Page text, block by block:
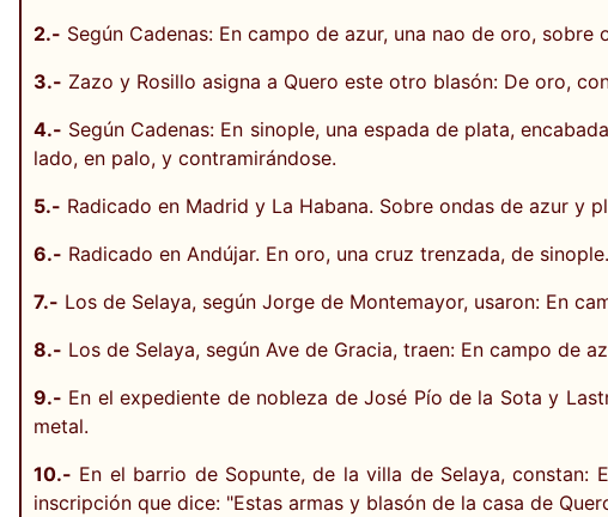
2.- Según Cadenas: En campo de azur, una nao de oro, sobre
3.- Zazo y Rosillo asigna a Quero este otro blasón: De oro,
4.- Según Cadenas: En sinople, una espada de plata,
lado, en palo, y contramirándose.
5.- Radicado en Madrid y La Habana. Sobre ondas de azur y
6.- Radicado en Andújar. En oro, una cruz trenzada, de sinople.
7.- Los de Selaya, según Jorge de Montemayor, usaron: En
8.- Los de Selaya, según Ave de Gracia, traen: En campo de
9.- En el expediente de nobleza de José Pío de la Sota y
metal.
10.- En el barrio de Sopunte, de la villa de Selaya, constan:
inscripción que dice: "Estas armas y blasón de la casa de